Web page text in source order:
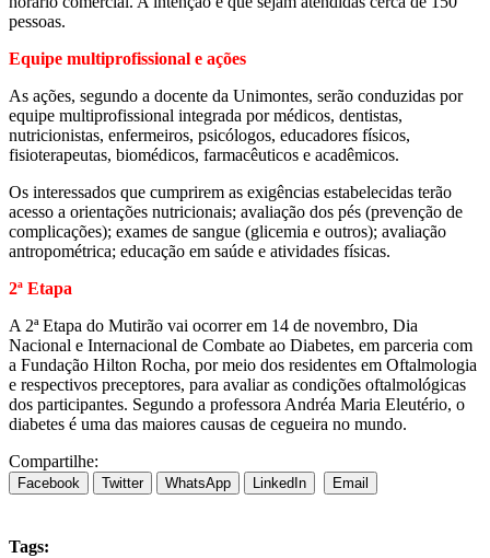
pessoas.
Equipe multiprofissional e ações
As ações, segundo a docente da Unimontes, serão conduzidas por
equipe multiprofissional integrada por médicos, dentistas,
nutricionistas, enfermeiros, psicólogos, educadores físicos,
fisioterapeutas, biomédicos, farmacêuticos e acadêmicos.
Os interessados que cumprirem as exigências estabelecidas terão
acesso a orientações nutricionais; avaliação dos pés (prevenção de
complicações); exames de sangue (glicemia e outros); avaliação
antropométrica; educação em saúde e atividades físicas.
2ª Etapa
A 2ª Etapa do Mutirão vai ocorrer em 14 de novembro, Dia
Nacional e Internacional de Combate ao Diabetes, em parceria com
a Fundação Hilton Rocha, por meio dos residentes em Oftalmologia
e respectivos preceptores, para avaliar as condições oftalmológicas
dos participantes. Segundo a professora Andréa Maria Eleutério, o
diabetes é uma das maiores causas de cegueira no mundo.
Compartilhe:
Facebook Twitter WhatsApp LinkedIn Email
Tags: